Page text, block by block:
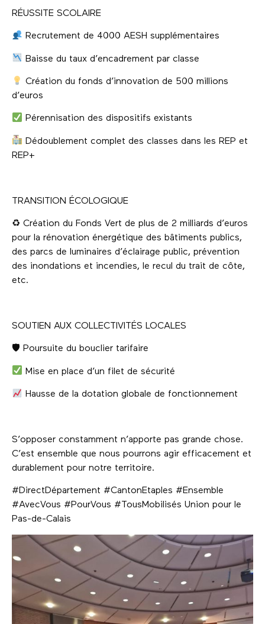
RÉUSSITE SCOLAIRE
Recrutement de 4000 AESH supplémentaires
Baisse du taux d’encadrement par classe
Création du fonds d’innovation de 500 millions
d’euros
Pérennisation des dispositifs existants
Dédoublement complet des classes dans les REP et
REP+
TRANSITION ÉCOLOGIQUE
♻ Création du Fonds Vert de plus de 2 milliards d’euros
pour la rénovation énergétique des bâtiments publics,
des parcs de luminaires d’éclairage public, prévention
des inondations et incendies, le recul du trait de côte,
etc.
SOUTIEN AUX COLLECTIVITÉS LOCALES
🛡 Poursuite du bouclier tarifaire
Mise en place d’un filet de sécurité
Hausse de la dotation globale de fonctionnement
S’opposer constamment n’apporte pas grande chose.
C’est ensemble que nous pourrons agir efficacement et
durablement pour notre territoire.
#DirectDépartement #CantonEtaples #Ensemble
#AvecVous #PourVous #TousMobilisés Union pour le
Pas-de-Calais